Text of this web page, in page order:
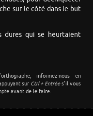
sur le côté dans le but
dures qui se heurtaient
informez-nous en
sur Ctrl + Entrées’il vous
avant de le faire.